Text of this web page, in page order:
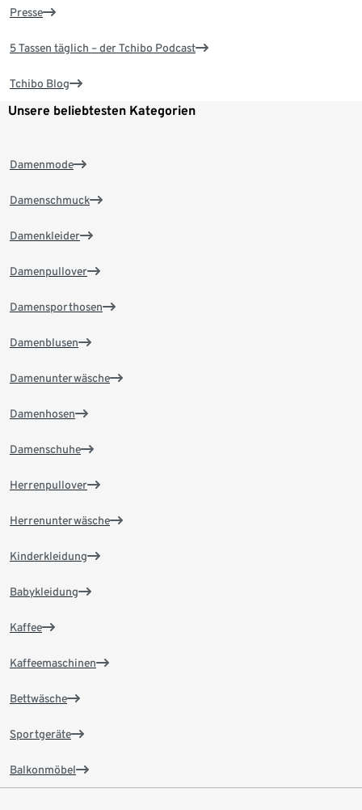
Presse
5 Tassen täglich – der Tchibo Podcast
Tchibo Blog
Unsere beliebtesten Kategorien
Damenmode
Damenschmuck
Damenkleider
Damenpullover
Damensporthosen
Damenblusen
Damenunterwäsche
Damenhosen
Damenschuhe
Herrenpullover
Herrenunterwäsche
Kinderkleidung
Babykleidung
Kaffee
Kaffeemaschinen
Bettwäsche
Sportgeräte
Balkonmöbel